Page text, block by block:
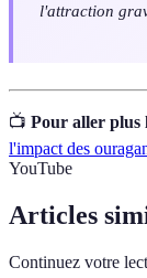
l'attraction
📺 Pour aller plus
l'impact des
YouTube
Articles
Continuez votre